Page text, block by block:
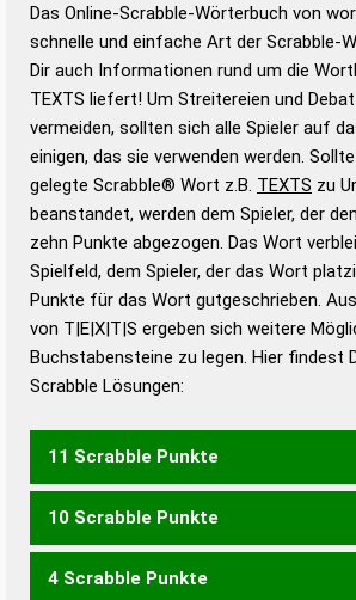
Wortwurzel liefert mit Hilfe eines
Wortanalyse-Algorithmus gute
Wortbedeutung, Worttrennung und
Gültigkeit eines Wortes für das
bestimmen!
zugelassene Turnier
Wörterbücher sind:
Duden –
Duden – Richtiges
Deutsch
Duden – Die
Duden –
Das Online-Scrabble-Wörterbuch von
schnelle und einfache Art der Scrabble-
Dir auch Informationen rund um die
TEXTS liefert! Um Streitereien und
vermeiden, sollten sich alle Spieler auf
einigen, das sie verwenden werden.
gelegte Scrabble® Wort z.B. TEXTS zu
beanstandet, werden dem Spieler, der
zehn Punkte abgezogen. Das Wort
Spielfeld, dem Spieler, der das Wort
Punkte für das Wort gutgeschrieben.
von T|E|X|T|S ergeben sich weitere
Buchstabensteine zu legen. Hier findest
Scrabble Lösungen:
11 Scrabble Punkte
SEXT
10 Scrabble Punkte
SEX
4 Scrabble Punkte